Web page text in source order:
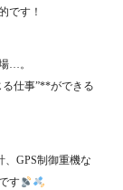
です！
…。
仕事”**ができる
GPS制御重機な
す